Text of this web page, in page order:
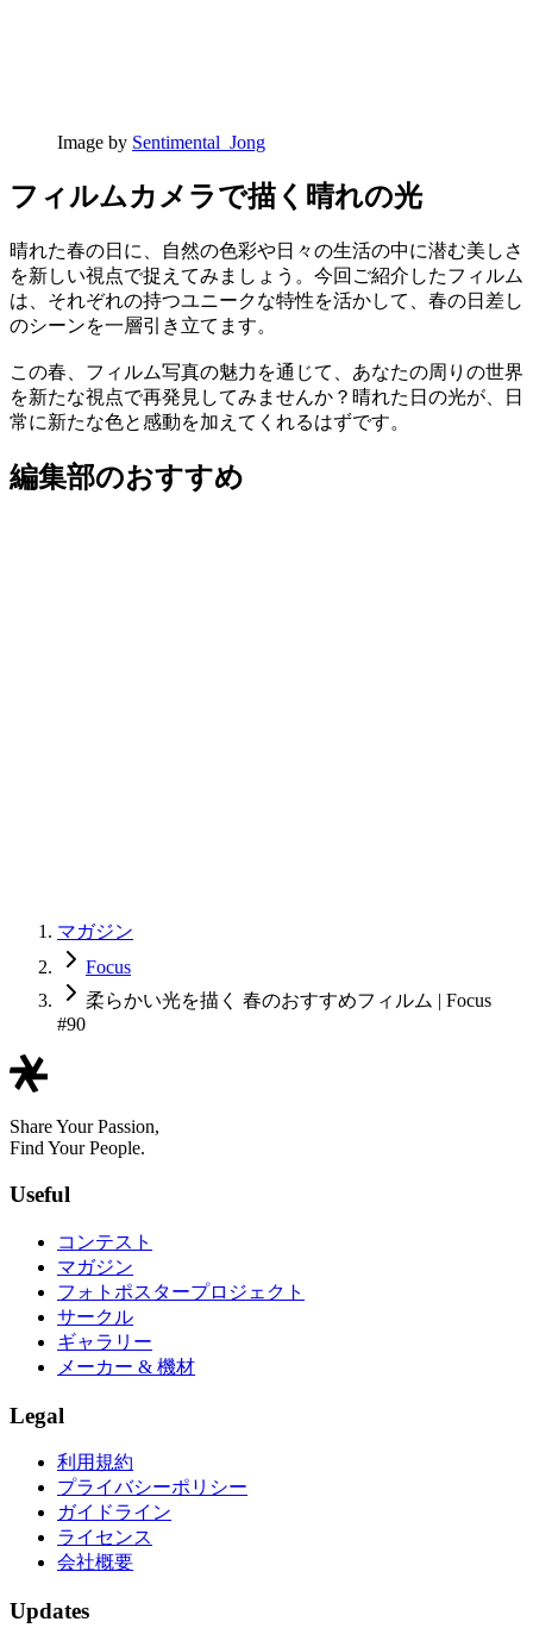
Image by Sentimental_Jong
フィルムカメラで描く晴れの光
晴れた春の日に、自然の色彩や日々の生活の中に潜む美しさ
を新しい視点で捉えてみましょう。今回ご紹介したフィルム
は、それぞれの持つユニークな特性を活かして、春の日差し
のシーンを一層引き立てます。
この春、フィルム写真の魅力を通じて、あなたの周りの世界
を新たな視点で再発見してみませんか？晴れた日の光が、日
常に新たな色と感動を加えてくれるはずです。
編集部のおすすめ
マガジン
Focus
柔らかい光を描く 春のおすすめフィルム | Focus
#90
Share Your Passion,
Find Your People.
Useful
コンテスト
マガジン
フォトポスタープロジェクト
サークル
ギャラリー
メーカー & 機材
Legal
利用規約
プライバシーポリシー
ガイドライン
ライセンス
会社概要
Updates